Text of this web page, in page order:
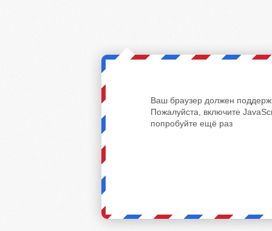
Ваш браузер должен
Пожалуйста, включите
попробуйте ещё раз